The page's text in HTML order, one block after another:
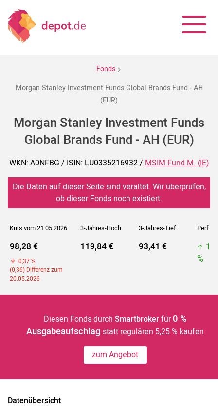
Fonds
Morgan Stanley Investment Funds Global Brands Fund - AH
(EUR)
Morgan Stanley Investment Funds
Global Brands Fund - AH (EUR)
WKN: A0NFBG / ISIN: LU0335216932 /MSIM Fund M. (IE)
Die Daten auf dieser Seite sind veraltet. Wir überprüfen,
ob dieser Fonds noch existiert.
Kurs vom 21.05.2026 3-Jahres-Hoch 3-Jahres-Tief Perf. 5J
98,28 €
0,37 %
(0,36) Differenz zum
20.05.2026
119,84 € 93,41 €
%
Diesen Fonds durch Smartbrokerfür 0 %
Ausgabeaufschlagstatt regulären 5,25 % kaufen
zum Angebot
Datenübersicht